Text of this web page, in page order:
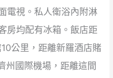
電視。私人衛浴內附淋
房均配有冰箱。飯店距
公里，距離新羅酒店賭
州國際機場，距離這間